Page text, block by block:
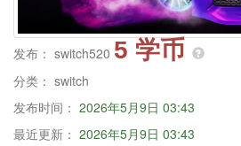
发布： switch520 5 学币
分类： switch
发布时间： 2026年5月9日 03:43
最近更新： 2026年5月9日 03:43